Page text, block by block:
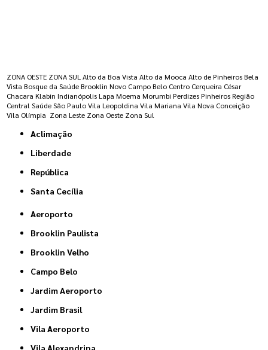
ZONA OESTE ZONA SUL Alto da Boa Vista Alto da Mooca Alto de Pinheiros Bela
Vista Bosque da Saúde Brooklin Novo Campo Belo Centro Cerqueira César
Chacara Klabin Indianópolis Lapa Moema Morumbi Perdizes Pinheiros Região
Central Saúde São Paulo Vila Leopoldina Vila Mariana Vila Nova Conceição
Vila Olímpia Zona Leste Zona Oeste Zona Sul
Aclimação
Liberdade
República
Santa Cecília
Aeroporto
Brooklin Paulista
Brooklin Velho
Campo Belo
Jardim Aeroporto
Jardim Brasil
Vila Aeroporto
Vila Alexandrina